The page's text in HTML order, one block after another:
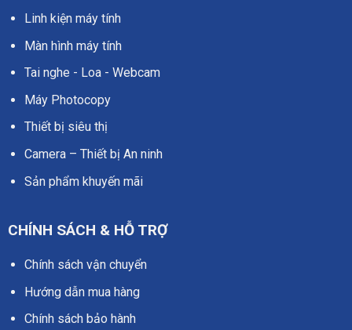
Linh kiện máy tính
Màn hình máy tính
Tai nghe - Loa - Webcam
Máy Photocopy
Thiết bị siêu thị
Camera – Thiết bị An ninh
Sản phẩm khuyến mãi
CHÍNH SÁCH & HỖ TRỢ
Chính sách vận chuyển
Hướng dẫn mua hàng
Chính sách bảo hành